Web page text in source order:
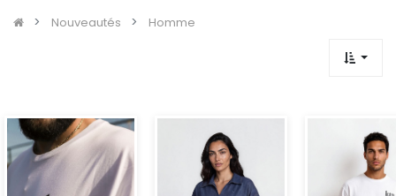
Nouveautés Homme